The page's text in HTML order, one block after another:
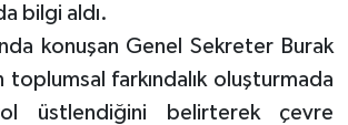
bilgi aldı.
konuşan Genel Sekreter Burak
toplumsal farkındalık oluşturmada
üstlendiğini belirterek çevre